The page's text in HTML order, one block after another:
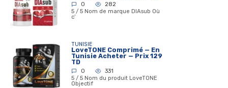
0
282
5 / 5 Nom de marque DIAsub Où
c’
TUNISIE
LoveTONE Comprimé — En
Tunisie Acheter — Prix 129
TD
0
331
5 / 5 Nom du produit LoveTONE
Objectif